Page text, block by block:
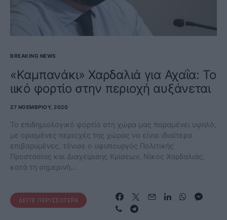
BREAKING NEWS
«Καμπανάκι» Χαρδαλιά για Αχαΐα: Το
ιικό φορτίο στην περιοχή αυξάνεται
27 ΝΟΕΜΒΡΊΟΥ, 2020
Το επιδημιολογικό φορτίο στη χώρα μας παραμένει υψηλό,
με ορισμένες περιοχές της χώρας να είναι ιδιαίτερα
επιβαρυμένες, τόνισε ο υφυπουργός Πολιτικής
Προστασίας και Διαχείρισης Κρίσεων, Νίκος Χαρδαλιάς,
κατά τη σημερινή…
ΔΕΊΤΕ ΠΕΡΙΣΣΌΤΕΡΑ